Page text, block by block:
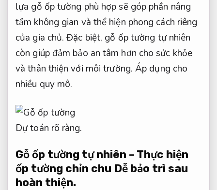
lựa gỗ ốp tường phù hợp sẽ góp phần nâng
tầm không gian và thể hiện phong cách riêng
của gia chủ. Đặc biệt, gỗ ốp tường tự nhiên
còn giúp đảm bảo an tâm hơn cho sức khỏe
và thân thiện với môi trường. Áp dụng cho
nhiều quy mô.
Dự toán rõ ràng.
Gỗ ốp tường tự nhiên – Thực hiện
ốp tường chỉn chu Dễ bảo trì sau
hoàn thiện.